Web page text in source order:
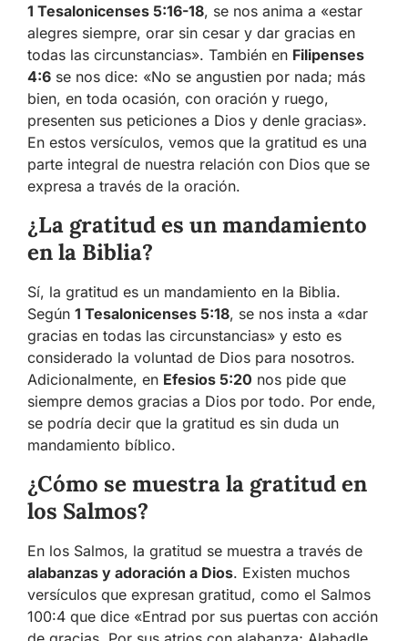
1 Tesalonicenses 5:16-18, se nos anima a «estar
alegres siempre, orar sin cesar y dar gracias en
todas las circunstancias». También en Filipenses
4:6 se nos dice: «No se angustien por nada; más
bien, en toda ocasión, con oración y ruego,
presenten sus peticiones a Dios y denle gracias».
En estos versículos, vemos que la gratitud es una
parte integral de nuestra relación con Dios que se
expresa a través de la oración.
¿La gratitud es un mandamiento
en la Biblia?
Sí, la gratitud es un mandamiento en la Biblia.
Según 1 Tesalonicenses 5:18, se nos insta a «dar
gracias en todas las circunstancias» y esto es
considerado la voluntad de Dios para nosotros.
Adicionalmente, en Efesios 5:20 nos pide que
siempre demos gracias a Dios por todo. Por ende,
se podría decir que la gratitud es sin duda un
mandamiento bíblico.
¿Cómo se muestra la gratitud en
los Salmos?
En los Salmos, la gratitud se muestra a través de
alabanzas y adoración a Dios. Existen muchos
versículos que expresan gratitud, como el Salmos
100:4 que dice «Entrad por sus puertas con acción